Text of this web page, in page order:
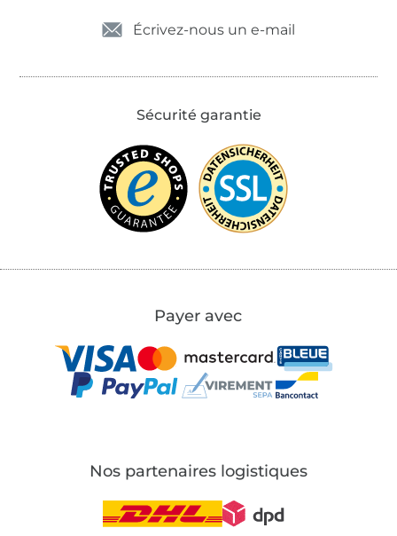
Écrivez-nous un e-mail
Sécurité garantie
Payer avec
Nos partenaires logistiques